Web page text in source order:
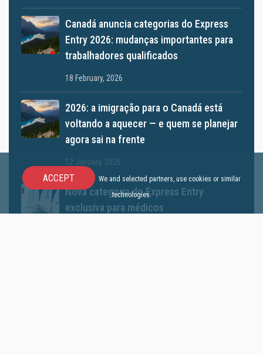
Canadá anuncia categorias do Express
Entry 2026: mudanças importantes para
trabalhadores qualificados
18 February, 2026
2026: a imigração para o Canadá está
voltando a aquecer — e quem se planejar
agora sai na frente
12 January, 2026
Nova categoria do Express Entry
exclusiva para médicos
ACCEPT
We and selected partners, use cookies or similar
technologies.